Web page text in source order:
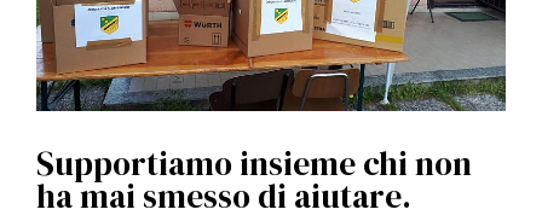
Supportiamo insieme chi non
ha mai smesso di aiutare.